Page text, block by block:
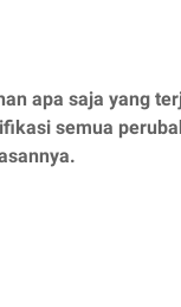
apa saja yang
semua